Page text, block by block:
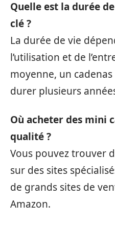
Quelle est la durée
clé ?
La durée de vie
l’utilisation et de
moyenne, un
durer plusieurs
Où acheter des mini
qualité ?
Vous pouvez trouver
sur des sites
de grands sites de
Amazon.